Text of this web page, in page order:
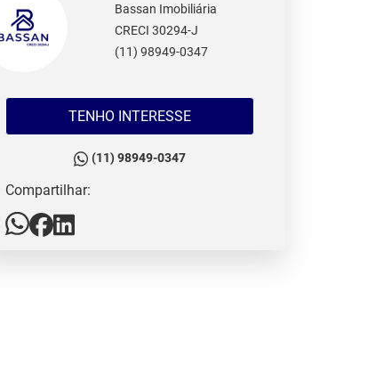
Bassan Imobiliária
CRECI 30294-J
(11) 98949-0347
TENHO INTERESSE
(11) 98949-0347
Compartilhar: